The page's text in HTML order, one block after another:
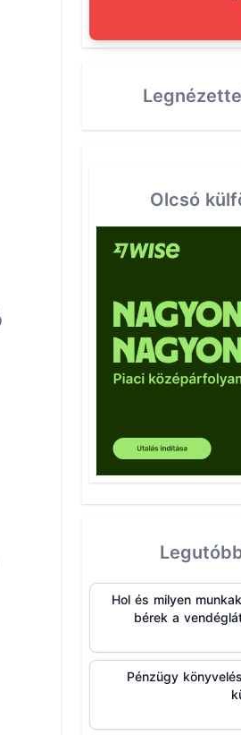
Olcsó
Hol és milyen
bérek a
Pénzügy